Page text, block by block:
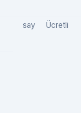
say Ücretli